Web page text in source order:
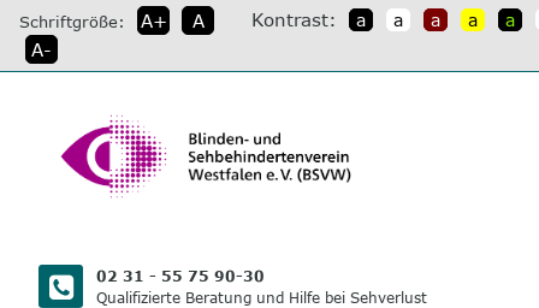
direkt
zum
Inhalt
Schriftgröße: A+
A
A-
Kontrast: a a a a a
02 31 - 55 75 90-30
Qualifizierte Beratung und Hilfe bei Sehverlust